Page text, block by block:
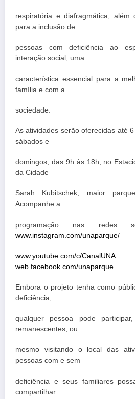
respiratória e diafragmática,
para a inclusão de
pessoas com deficiência ao
interação social, uma
característica essencial para a
família e com a
sociedade.
As atividades serão oferecidas até
sábados e
domingos, das 9h às 18h, no
da Cidade
Sarah Kubitschek, maior
Acompanhe a
programação nas redes
www.instagram.com/unaparque/
www.youtube.com/c/CanalUNA
web.facebook.com/unaparque
Embora o projeto tenha como
deficiência,
qualquer pessoa pode
remanescentes, ou
mesmo visitando o local das
pessoas com e sem
deficiência e seus familiares
compartilhar